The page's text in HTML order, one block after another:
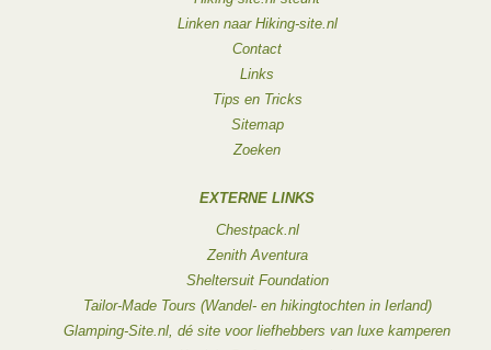
Linken naar Hiking-site.nl
Contact
Links
Tips en Tricks
Sitemap
Zoeken
EXTERNE LINKS
Chestpack.nl
Zenith Aventura
Sheltersuit Foundation
Tailor-Made Tours (Wandel- en hikingtochten in Ierland)
Glamping-Site.nl, dé site voor liefhebbers van luxe kamperen